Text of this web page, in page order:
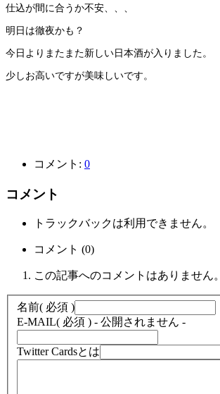
仕込が間に合うか不安、、、
明日は徹夜かも？
今日よりまたまた新しい日本酒が入りました。
少しお高いですが美味しいです。
コメント: 0
コメント
トラックバックは利用できません。
コメント (0)
この記事へのコメントはありません。
名前( 必須 )
E-MAIL( 必須 ) - 公開されません -
Twitter Cardsとは